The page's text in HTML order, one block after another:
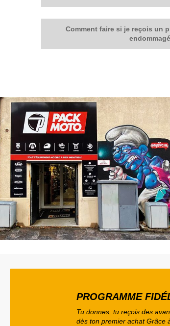
Comment faire si je reçois un
PROGRAMME
Tu donnes, tu reçois des
dès ton premier achat Grâce